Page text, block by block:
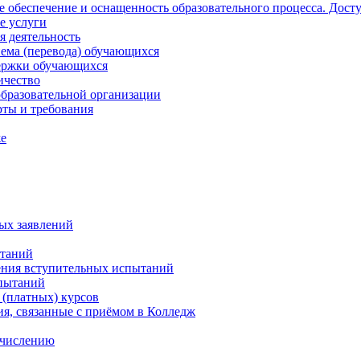
обеспечение и оснащенность образовательного процесса.
услуги
деятельность
(перевода) обучающихся
обучающихся
организации
и требования
заявлений
вступительных испытаний
курсов
связанные с приёмом в Колледж